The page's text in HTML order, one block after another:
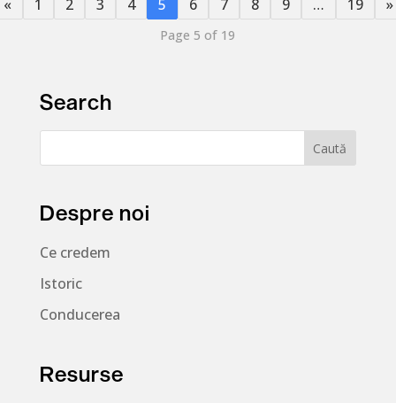
« 1 2 3 4 5 6 7 8 9 … 19 »
Page 5 of 19
Search
Despre noi
Ce credem
Istoric
Conducerea
Resurse